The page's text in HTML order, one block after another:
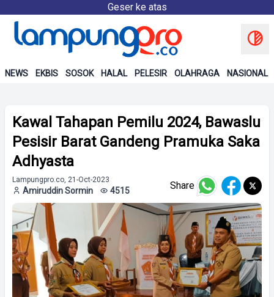
Geser ke atas
NEWS EKBIS SOSOK HALAL PELESIR OLAHRAGA NASIONAL
Kawal Tahapan Pemilu 2024, Bawaslu
Pesisir Barat Gandeng Pramuka Saka
Adhyasta
Lampungpro.co, 21-Oct-2023
Amiruddin Sormin 4515 Share